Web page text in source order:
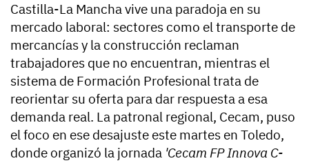
Castilla-La Mancha vive una paradoja en su
mercado laboral: sectores como el transporte de
mercancías y la construcción reclaman
trabajadores que no encuentran, mientras el
sistema de Formación Profesional trata de
reorientar su oferta para dar respuesta a esa
demanda real. La patronal regional, Cecam, puso
el foco en ese desajuste este martes en Toledo,
donde organizó la jornada 'Cecam FP Innova C-